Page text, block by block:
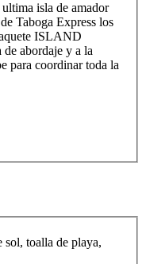
isla de amador
Taboga Express los
ISLAND
abordaje y a la
para coordinar toda la
sol, toalla de playa,